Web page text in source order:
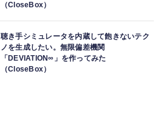
（CloseBox）
聴き手シミュレータを内蔵して飽きないテク
ノを生成したい。無限偏差機関
「DEVIATION∞」を作ってみた
（CloseBox）